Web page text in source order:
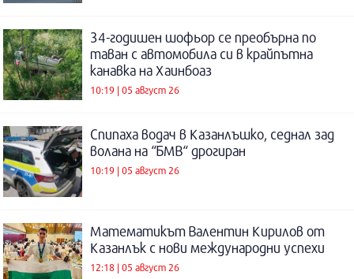
34-годишен шофьор се преобърна по
таван с автомобила си в крайпътна
канавка на Хаинбоаз
10:19 | 05 август 26
Спипаха водач в Казанлъшко, седнал зад
волана на “БМВ“ дрогиран
10:19 | 05 август 26
Математикът Валентин Кирилов от
Казанлък с нови международни успехи
12:18 | 05 август 26